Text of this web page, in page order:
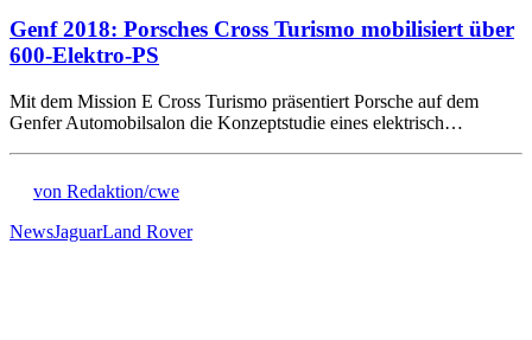
Genf 2018: Porsches Cross Turismo mobilisiert über
600-Elektro-PS
Mit dem Mission E Cross Turismo präsentiert Porsche auf dem
Genfer Automobilsalon die Konzeptstudie eines elektrisch…
von Redaktion/cwe
NewsJaguarLand Rover